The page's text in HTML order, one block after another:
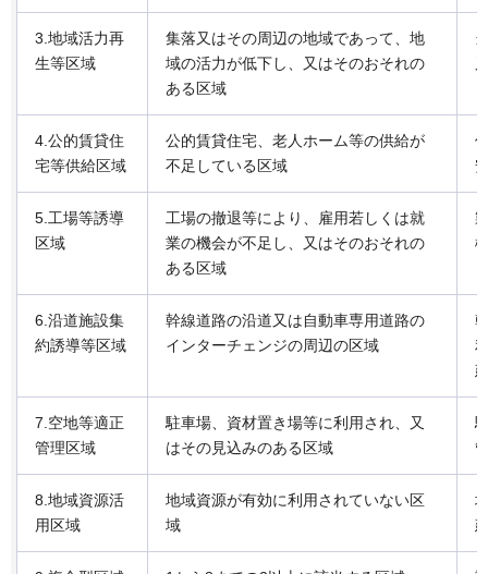
3.地域活力再
生等区域
集落又はその周辺の地域であって、地
域の活力が低下し、又はそのおそれの
ある区域
4.公的賃貸住
宅等供給区域
公的賃貸住宅、老人ホーム等の供給が
不足している区域
5.工場等誘導
区域
工場の撤退等により、雇用若しくは就
業の機会が不足し、又はそのおそれの
ある区域
6.沿道施設集
約誘導等区域
幹線道路の沿道又は自動車専用道路の
インターチェンジの周辺の区域
7.空地等適正
管理区域
駐車場、資材置き場等に利用され、又
はその見込みのある区域
8.地域資源活
用区域
地域資源が有効に利用されていない区
域